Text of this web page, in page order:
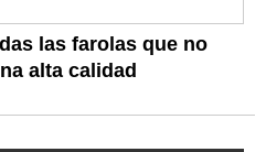
las farolas que no
alta calidad